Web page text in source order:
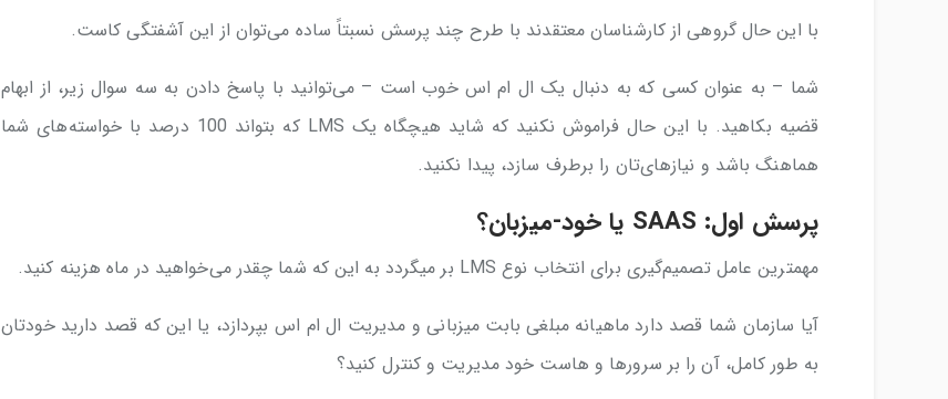
با این حال گروهی از کارشناسان معتقدند با طرح چند پرسش نسبتاً ساده می‌توان از این آشفتگی کاست.
شما – به عنوان کسی که به دنبال یک ال ام اس خوب است – می‌توانید با پاسخ دادن به سه سوال زیر، از ابهام
قضیه بکاهید. با این حال فراموش نکنید که شاید هیچگاه یک LMS که بتواند 100 درصد با خواسته‌های شما
هماهنگ باشد و نیازهای‌تان را برطرف سازد، پیدا نکنید.
پرسش اول: SAAS یا خود-میزبان؟
مهمترین عامل تصمیم‌گیری برای انتخاب نوع LMS بر می‎گردد به این که شما چقدر می‌خواهید در ماه هزینه کنید.
آیا سازمان شما قصد دارد ماهیانه مبلغی بابت میزبانی و مدیریت ال ام اس بپردازد، یا این که قصد دارید خودتان
به طور کامل، آن را بر سرورها و هاست خود مدیریت و کنترل کنید؟